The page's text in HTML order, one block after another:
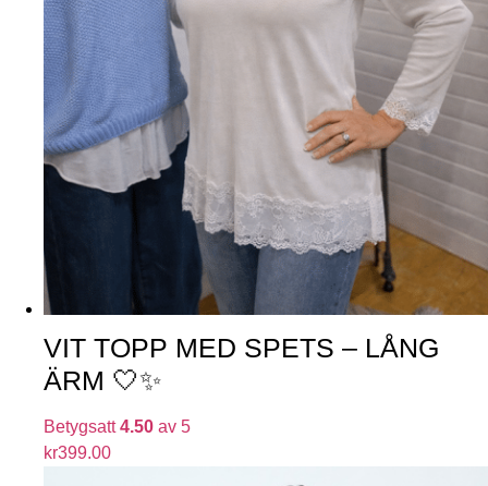
VIT TOPP MED SPETS – LÅNG
ÄRM 🤍✨
Betygsatt4.50 av 5
kr399.00